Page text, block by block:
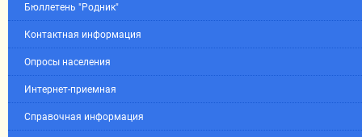
Бюллетень "Родник"
Контактная информация
Опросы населения
Интернет-приемная
Справочная информация